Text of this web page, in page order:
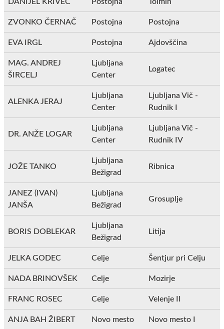
ZVONKO ČERNAČ Postojna Postojna
EVA IRGL Postojna Ajdovščina
MAG. ANDREJ
ŠIRCELJ
Ljubljana
Center
Logatec
ALENKA JERAJ
Ljubljana
Center
Ljubljana Vič -
Rudnik I
DR. ANŽE LOGAR
Ljubljana
Center
Ljubljana Vič -
Rudnik IV
JOŽE TANKO
Ljubljana
Bežigrad
Ribnica
JANEZ (IVAN)
JANŠA
Ljubljana
Bežigrad
Grosuplje
BORIS DOBLEKAR
Ljubljana
Bežigrad
Litija
JELKA GODEC Celje Šentjur pri Celju
NADA BRINOVŠEK Celje Mozirje
FRANC ROSEC Celje Velenje II
ANJA BAH ŽIBERT Novo mesto Novo mesto I